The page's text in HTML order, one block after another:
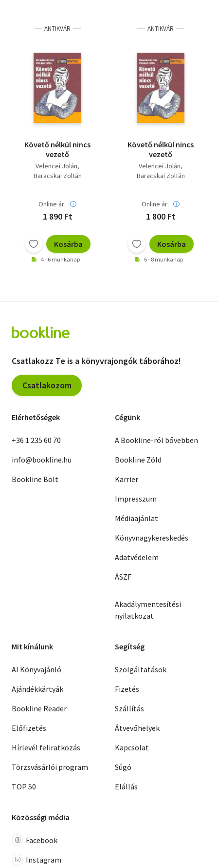
ANTIKVÁR
Követő nélkül nincs
vezető
Velencei Jolán
Baracskai Zoltán
Online ár:
1 890 Ft
Kosárba
4 - 6 munkanap
ANTIKVÁR
Követő nélkül nincs
vezető
Velencei Jolán
Baracskai Zoltán
Online ár:
1 800 Ft
Kosárba
6 - 8 munkanap
Csatlakozz Te is a könyvrajongók táborához!
Csatlakozom
Elérhetőségek
+36 1 235 60 70
info@bookline.hu
Bookline Bolt
Cégünk
A Bookline-ról bővebben
Bookline Zöld
Karrier
Impresszum
Médiaajánlat
Könyvnagykereskedés
Adatvédelem
ÁSZF
Akadálymentesítési
nyilatkozat
Mit kínálunk
AI Könyvajánló
Ajándékkártyák
Bookline Reader
Előfizetés
Hírlevél feliratkozás
Törzsvásárlói program
TOP 50
Segítség
Szolgáltatások
Fizetés
Szállítás
Átvevőhelyek
Kapcsolat
Súgó
Elállás
Közösségi média
Facebook
Instagram